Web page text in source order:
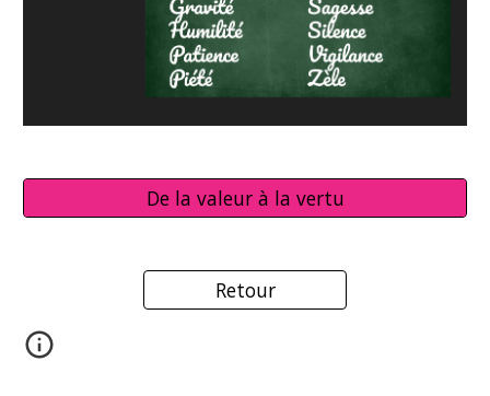
De la valeur à la vertu
Retour